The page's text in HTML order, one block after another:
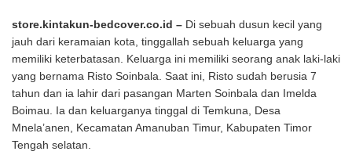
store.kintakun-bedcover.co.id – Di sebuah dusun kecil yang
jauh dari keramaian kota, tinggallah sebuah keluarga yang
memiliki keterbatasan. Keluarga ini memiliki seorang anak laki-laki
yang bernama Risto Soinbala. Saat ini, Risto sudah berusia 7
tahun dan ia lahir dari pasangan Marten Soinbala dan Imelda
Boimau. Ia dan keluarganya tinggal di Temkuna, Desa
Mnela’anen, Kecamatan Amanuban Timur, Kabupaten Timor
Tengah selatan.